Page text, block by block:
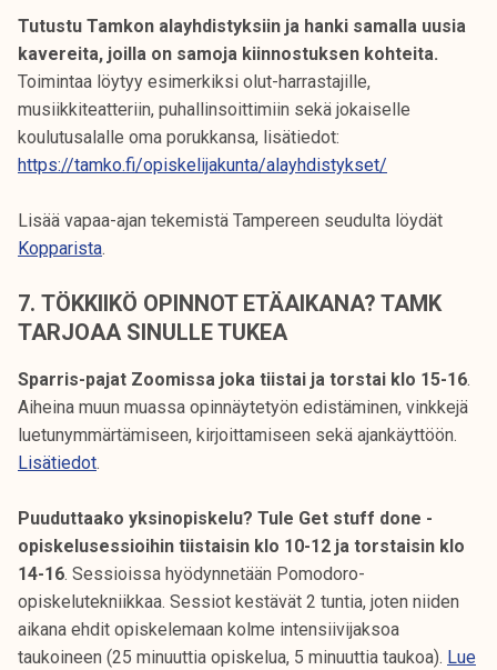
Tutustu Tamkon alayhdistyksiin ja hanki samalla uusia
kavereita, joilla on samoja kiinnostuksen kohteita.
Toimintaa löytyy esimerkiksi olut-harrastajille,
musiikkiteatteriin, puhallinsoittimiin sekä jokaiselle
koulutusalalle oma porukkansa, lisätiedot:
https://tamko.fi/opiskelijakunta/alayhdistykset/
Lisää vapaa-ajan tekemistä Tampereen seudulta löydät
Kopparista.
7. TÖKKIIKÖ OPINNOT ETÄAIKANA? TAMK
TARJOAA SINULLE TUKEA
Sparris-pajat Zoomissa joka tiistai ja torstai klo 15-16.
Aiheina muun muassa opinnäytetyön edistäminen, vinkkejä
luetunymmärtämiseen, kirjoittamiseen sekä ajankäyttöön.
Lisätiedot.
Puuduttaako yksinopiskelu? Tule Get stuff done -
opiskelusessioihin tiistaisin klo 10-12 ja torstaisin klo
14-16. Sessioissa hyödynnetään Pomodoro-
opiskelutekniikkaa. Sessiot kestävät 2 tuntia, joten niiden
aikana ehdit opiskelemaan kolme intensiivijaksoa
taukoineen (25 minuuttia opiskelua, 5 minuuttia taukoa). Lue